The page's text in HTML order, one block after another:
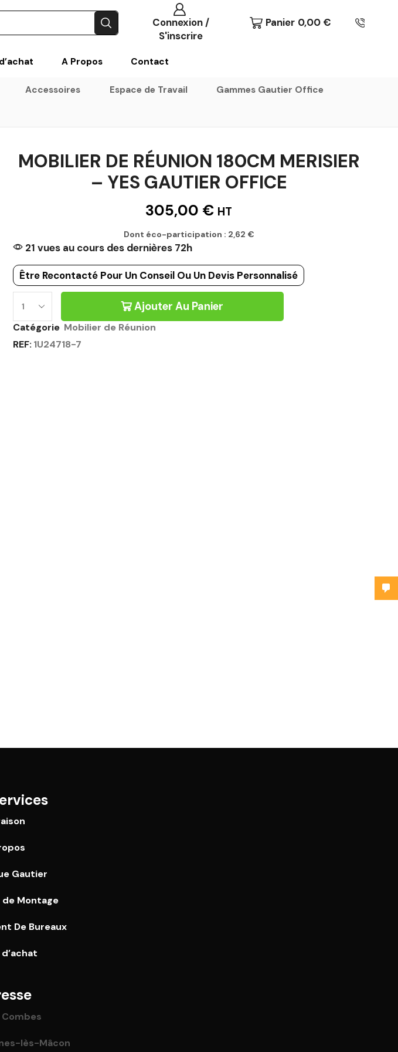
Connexion /
S'inscrire
Panier 0,00 €
A Propos Contact
Accessoires Espace de Travail Gammes Gautier Office
MOBILIER DE RÉUNION 180CM MERISIER
– YES GAUTIER OFFICE
305,00 € HT
Dont éco-participation : 2,62 €
21 vues au cours des dernières 72h
Être Recontacté Pour Un Conseil Ou Un Devis Personnalisé
Ajouter Au Panier
Catégorie Mobilier de Réunion
REF: 1U24718-7
Gautier
Montage
De Bureaux
d’achat
Combes
lès-Mâcon